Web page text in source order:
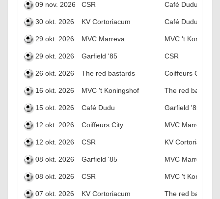
09 nov. 2026 CSR Café Dudu
30 okt. 2026 KV Cortoriacum Café Dudu
29 okt. 2026 MVC Marreva MVC 't
29 okt. 2026 Garfield '85 CSR
26 okt. 2026 The red bastards Coiffeurs City
16 okt. 2026 MVC 't Koningshof The red bastards
15 okt. 2026 Café Dudu Garfield '85
12 okt. 2026 Coiffeurs City MVC Marreva
12 okt. 2026 CSR KV Cortoriacum
08 okt. 2026 Garfield '85 MVC Marreva
08 okt. 2026 CSR MVC 't
07 okt. 2026 KV Cortoriacum The red bastards